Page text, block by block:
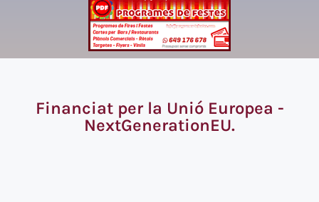
Financiat per la Unió Europea -
NextGenerationEU.